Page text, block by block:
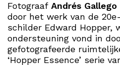
Fotograaf Andrés Gallego
door het werk van de
schilder Edward Hopper,
ondersteuning vond in
gefotografeerde
‘Hopper Essence’ serie